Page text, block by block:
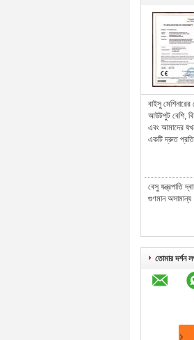
বাইসু
আউটপুট বেশি,
এবং আমাদের
একটি দ্রুত
বেসু যন্ত্রপাতি
গুণমান
তোমার দর্শন